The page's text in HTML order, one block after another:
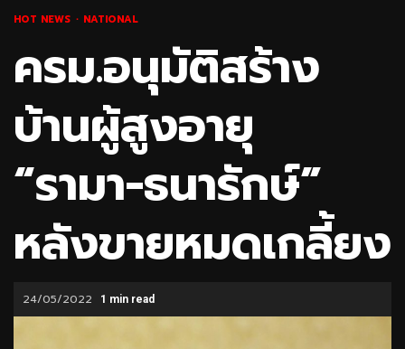
HOT NEWS NATIONAL
ครม.อนุมัติสร้าง
บ้านผู้สูงอายุ
“รามา-ธนารักษ์”
หลังขายหมดเกลี้ยง
24/05/2022 1 min read